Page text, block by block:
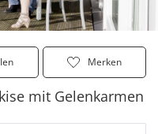
Merken
mit Gelenkarmen